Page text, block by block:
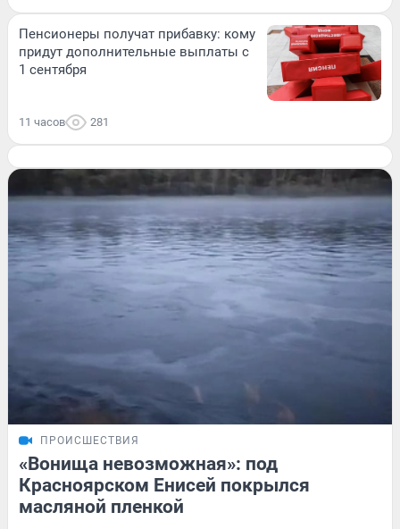
Пенсионеры получат прибавку: кому
придут дополнительные выплаты с
1 сентября
11 часов 281
ПРОИСШЕСТВИЯ
«Вонища невозможная»: под
Красноярском Енисей покрылся
масляной пленкой